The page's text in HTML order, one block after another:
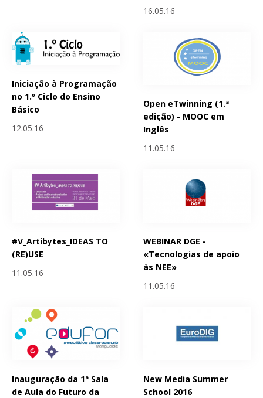
16.05.16
Iniciação à Programação
no 1.º Ciclo do Ensino
Básico
12.05.16
Open eTwinning (1.ª
edição) - MOOC em
Inglês
11.05.16
#V_Artibytes_IDEAS TO
(RE)USE
11.05.16
WEBINAR DGE -
«Tecnologias de apoio
às NEE»
11.05.16
Inauguração da 1ª Sala
de Aula do Futuro da
New Media Summer
School 2016